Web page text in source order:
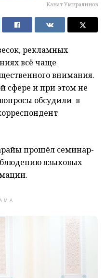
Канат Умиралинов
рекламных
всё чаще
внимания.
сфере и при этом не
обсудили в
прошёл семинар-
языковых